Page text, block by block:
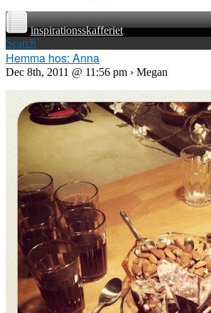
inspirationsskafferiet
Search
Hemma hos: Anna
Dec 8th, 2011 @ 11:56 pm › Megan